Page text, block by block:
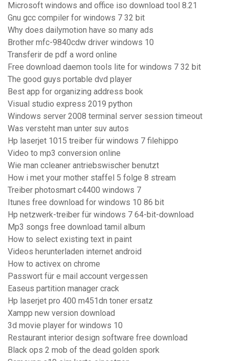
Microsoft windows and office iso download tool 8.21
Gnu gcc compiler for windows 7 32 bit
Why does dailymotion have so many ads
Brother mfc-9840cdw driver windows 10
Transferir de pdf a word online
Free download daemon tools lite for windows 7 32 bit
The good guys portable dvd player
Best app for organizing address book
Visual studio express 2019 python
Windows server 2008 terminal server session timeout
Was versteht man unter suv autos
Hp laserjet 1015 treiber für windows 7 filehippo
Video to mp3 conversion online
Wie man ccleaner antriebswischer benutzt
How i met your mother staffel 5 folge 8 stream
Treiber photosmart c4400 windows 7
Itunes free download for windows 10 86 bit
Hp netzwerk-treiber für windows 7 64-bit-download
Mp3 songs free download tamil album
How to select existing text in paint
Videos herunterladen internet android
How to activex on chrome
Passwort für e mail account vergessen
Easeus partition manager crack
Hp laserjet pro 400 m451dn toner ersatz
Xampp new version download
3d movie player for windows 10
Restaurant interior design software free download
Black ops 2 mob of the dead golden spork